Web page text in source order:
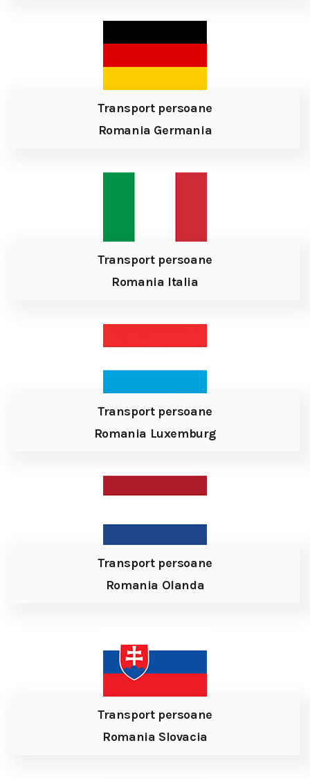
Transport persoane
Romania Germania
Transport persoane
Romania Italia
Transport persoane
Romania Luxemburg
Transport persoane
Romania Olanda
Transport persoane
Romania Slovacia